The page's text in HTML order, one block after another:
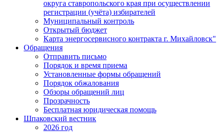
округа ставропольского края при осуществлении
регистрации (учёта) избирателей
Муниципальный контроль
Открытый бюджет
Карта энергосервисного контракта г. Михайловск"
Обращения
Отправить письмо
Порядок и время приема
Установленные формы обращений
Порядок обжалования
Обзоры обращений лиц
Прозрачность
Бесплатная юридическая помощь
Шпаковский вестник
2026 год